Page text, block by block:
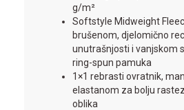
g/m²
Softstyle Midweight
brušenom, djelomično
unutrašnjosti i vanjskom
ring-spun pamuka
1×1 rebrasti ovratnik,
elastanom za bolju
oblika